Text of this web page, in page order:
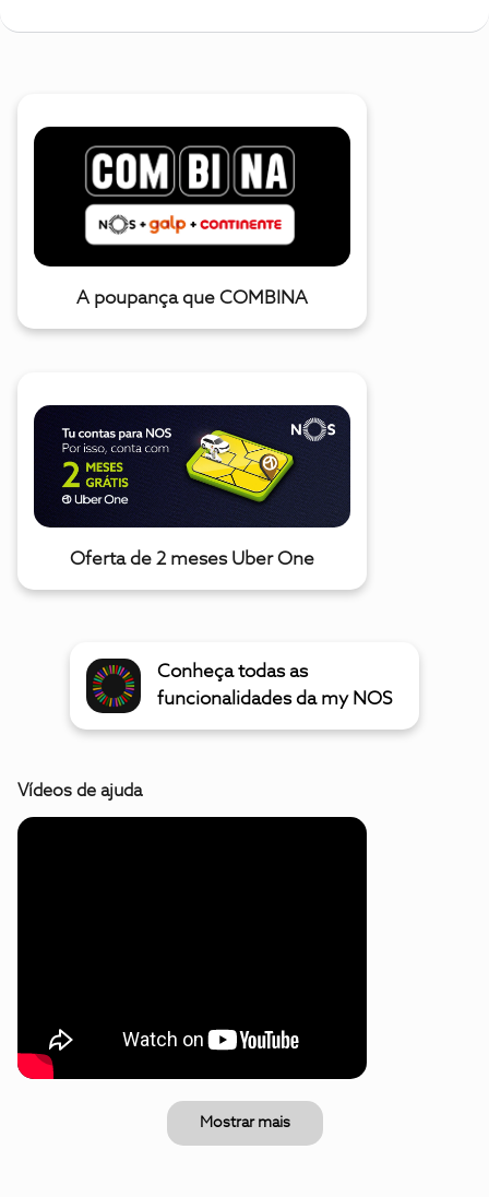
A poupança que COMBINA
Oferta de 2 meses Uber One
Conheça todas as
funcionalidades da my NOS
Vídeos de ajuda
Mostrar mais